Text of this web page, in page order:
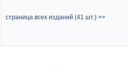
страница всех изданий (41 шт.) >>